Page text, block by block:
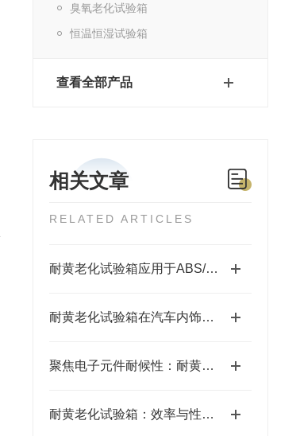
臭氧老化试验箱
恒温恒湿试验箱
查看全部产品
相关文章
RELATED ARTICLES
耐黄老化试验箱应用于ABS/PC塑料外壳的耐黄变检测
耐黄老化试验箱在汽车内饰材料领域的应用
聚焦电子元件耐候性：耐黄老化试验箱助力企业破解包装材料黄变难题
耐黄老化试验箱：效率与性能的双重保障